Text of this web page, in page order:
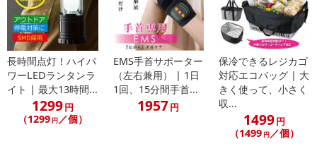
る場合がございます。
また、[新たな加工食品の原料原産地表示制度]の経過措置期間の終
了により、商品詳細内に記載の原産国・原材料の表記が旧表記の場
合がございます。
あらかじめご了承いただいた上でお申込みください。なお、本理由
によるお申込み後のキャンセル・返品交換は対応いたしかねます。
【お支払いについて】
※お支払い方法は、電話料金合算払い、クレジットカード払い、dポ
長時間点灯！ハイパ
ワーLEDランタンラ
イト | 最大13時間...
1299円
（1299 円／個）
EMS手首サポーター
（左右兼用） | 1日
1回、15分間手首...
1957円
保冷できるレジカゴ
対応エコバッグ | 大
きく使って、小さく
収...
1499円
（1499 円 ／個）